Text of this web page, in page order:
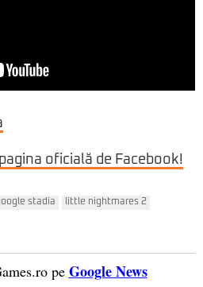
oficială de Facebook!
stadia
little nightmares 2
pe Google News